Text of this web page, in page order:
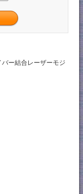
ー結合レーザーモジ